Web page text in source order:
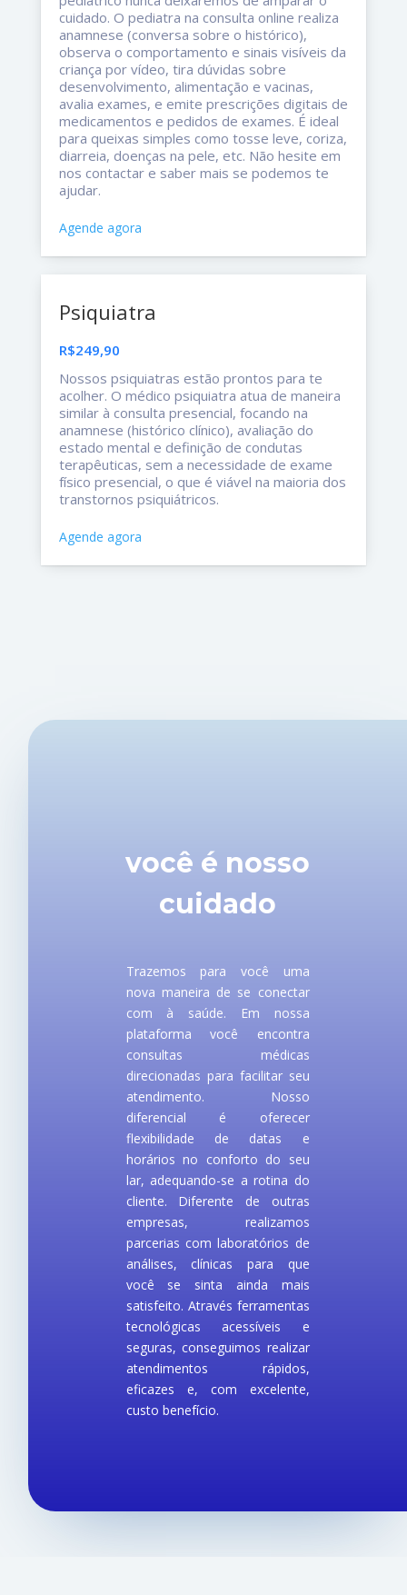
cuidado. O pediatra na consulta online realiza
anamnese (conversa sobre o histórico),
observa o comportamento e sinais visíveis da
criança por vídeo, tira dúvidas sobre
desenvolvimento, alimentação e vacinas,
avalia exames, e emite prescrições digitais de
medicamentos e pedidos de exames. É ideal
para queixas simples como tosse leve, coriza,
diarreia, doenças na pele, etc. Não hesite em
nos contactar e saber mais se podemos te
ajudar.
Agende agora
Psiquiatra
R$249,90
Nossos psiquiatras estão prontos para te
acolher. O médico psiquiatra atua de maneira
similar à consulta presencial, focando na
anamnese (histórico clínico), avaliação do
estado mental e definição de condutas
terapêuticas, sem a necessidade de exame
físico presencial, o que é viável na maioria dos
transtornos psiquiátricos.
Agende agora
você é nosso
cuidado
Trazemos para você uma
nova maneira de se conectar
com à saúde. Em nossa
plataforma você encontra
consultas médicas
direcionadas para facilitar seu
atendimento. Nosso
diferencial é oferecer
flexibilidade de datas e
horários no conforto do seu
lar, adequando-se a rotina do
cliente. Diferente de outras
empresas, realizamos
parcerias com laboratórios de
análises, clínicas para que
você se sinta ainda mais
satisfeito. Através ferramentas
tecnológicas acessíveis e
seguras, conseguimos realizar
atendimentos rápidos,
eficazes e, com excelente,
custo benefício.